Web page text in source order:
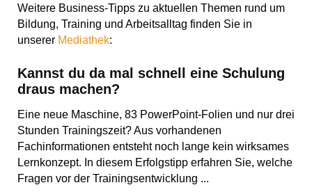
Weitere Business-Tipps zu aktuellen Themen rund um
Bildung, Training und Arbeitsalltag finden Sie in
unserer Mediathek:
Kannst du da mal schnell eine Schulung
draus machen?
Eine neue Maschine, 83 PowerPoint-Folien und nur drei
Stunden Trainingszeit? Aus vorhandenen
Fachinformationen entsteht noch lange kein wirksames
Lernkonzept. In diesem Erfolgstipp erfahren Sie, welche
Fragen vor der Trainingsentwicklung ...